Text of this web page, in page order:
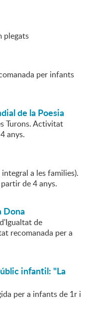
plegats
per infants
de la Poesia
Turons. Activitat
anys.
a les families).
de 4 anys.
Dona
de
recomanada per a
infantil: "La
per a infants de 1r i